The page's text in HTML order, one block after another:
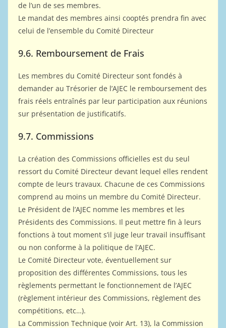
de l’un de ses membres.
Le mandat des membres ainsi cooptés prendra fin avec
celui de l’ensemble du Comité Directeur
9.6. Remboursement de Frais
Les membres du Comité Directeur sont fondés à
demander au Trésorier de l’AJEC le remboursement des
frais réels entraînés par leur participation aux réunions
sur présentation de justificatifs.
9.7. Commissions
La création des Commissions officielles est du seul
ressort du Comité Directeur devant lequel elles rendent
compte de leurs travaux. Chacune de ces Commissions
comprend au moins un membre du Comité Directeur.
Le Président de l’AJEC nomme les membres et les
Présidents des Commissions. Il peut mettre fin à leurs
fonctions à tout moment s’il juge leur travail insuffisant
ou non conforme à la politique de l’AJEC.
Le Comité Directeur vote, éventuellement sur
proposition des différentes Commissions, tous les
règlements permettant le fonctionnement de l’AJEC
(règlement intérieur des Commissions, règlement des
compétitions, etc…).
La Commission Technique (voir Art. 13), la Commission